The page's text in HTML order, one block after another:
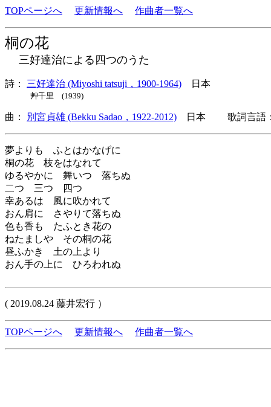
TOPページへ 更新情報へ 作曲者一覧へ
桐の花
三好達治による四つのうた
詩： 三好達治 (Miyoshi tatsuji，1900-1964) 日本
艸千里 (1939)
曲： 別宮貞雄 (Bekku Sadao，1922-2012) 日本 歌詞言語：
夢よりも ふとはかなげに
桐の花 枝をはなれて
ゆるやかに 舞いつゝ落ちぬ
二つ 三つ 四つ
幸あるは 風に吹かれて
おん肩に さやりて落ちぬ
色も香も たふとき花の
ねたましや その桐の花
昼ふかき 土の上より
おん手の上に ひろわれぬ
( 2019.08.24 藤井宏行 ）
TOPページへ 更新情報へ 作曲者一覧へ